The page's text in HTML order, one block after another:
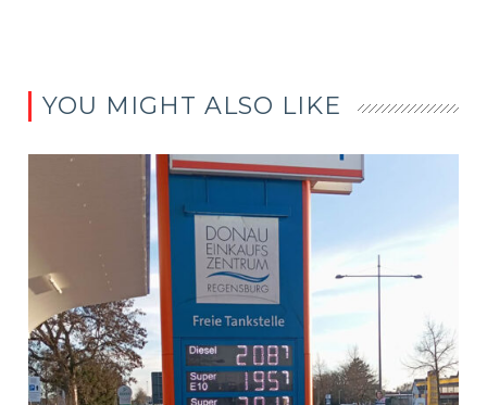
YOU MIGHT ALSO LIKE